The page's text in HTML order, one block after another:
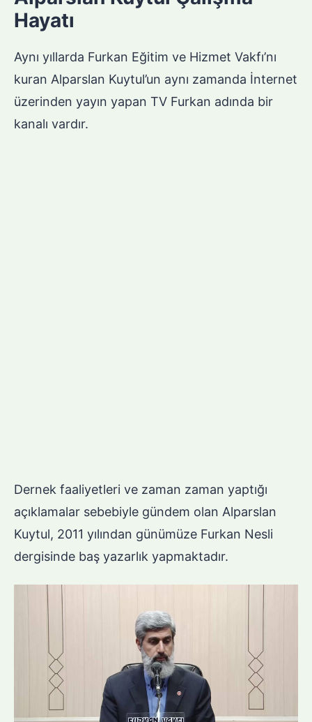
Hayatı
Aynı yıllarda Furkan Eğitim ve Hizmet Vakfı’nı
kuran Alparslan Kuytul’un aynı zamanda İnternet
üzerinden yayın yapan TV Furkan adında bir
kanalı vardır.
Dernek faaliyetleri ve zaman zaman yaptığı
açıklamalar sebebiyle gündem olan Alparslan
Kuytul, 2011 yılından günümüze Furkan Nesli
dergisinde baş yazarlık yapmaktadır.